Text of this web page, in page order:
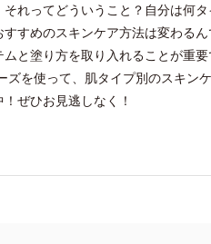
れってどういうこと？自分は何
すすめのスキンケア方法は変わ
と塗り方を取り入れることが重
ズを使って、肌タイプ別のスキ
ぜひお見逃しなく！